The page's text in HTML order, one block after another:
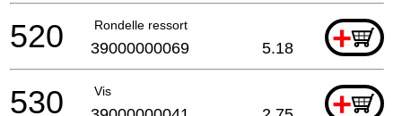
Rondelle ressort +
520 39000000069 5.18
Vis +
530